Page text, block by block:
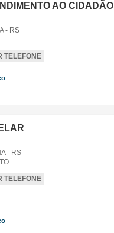
AO
- RS
TELEFONE
- RS
TELEFONE